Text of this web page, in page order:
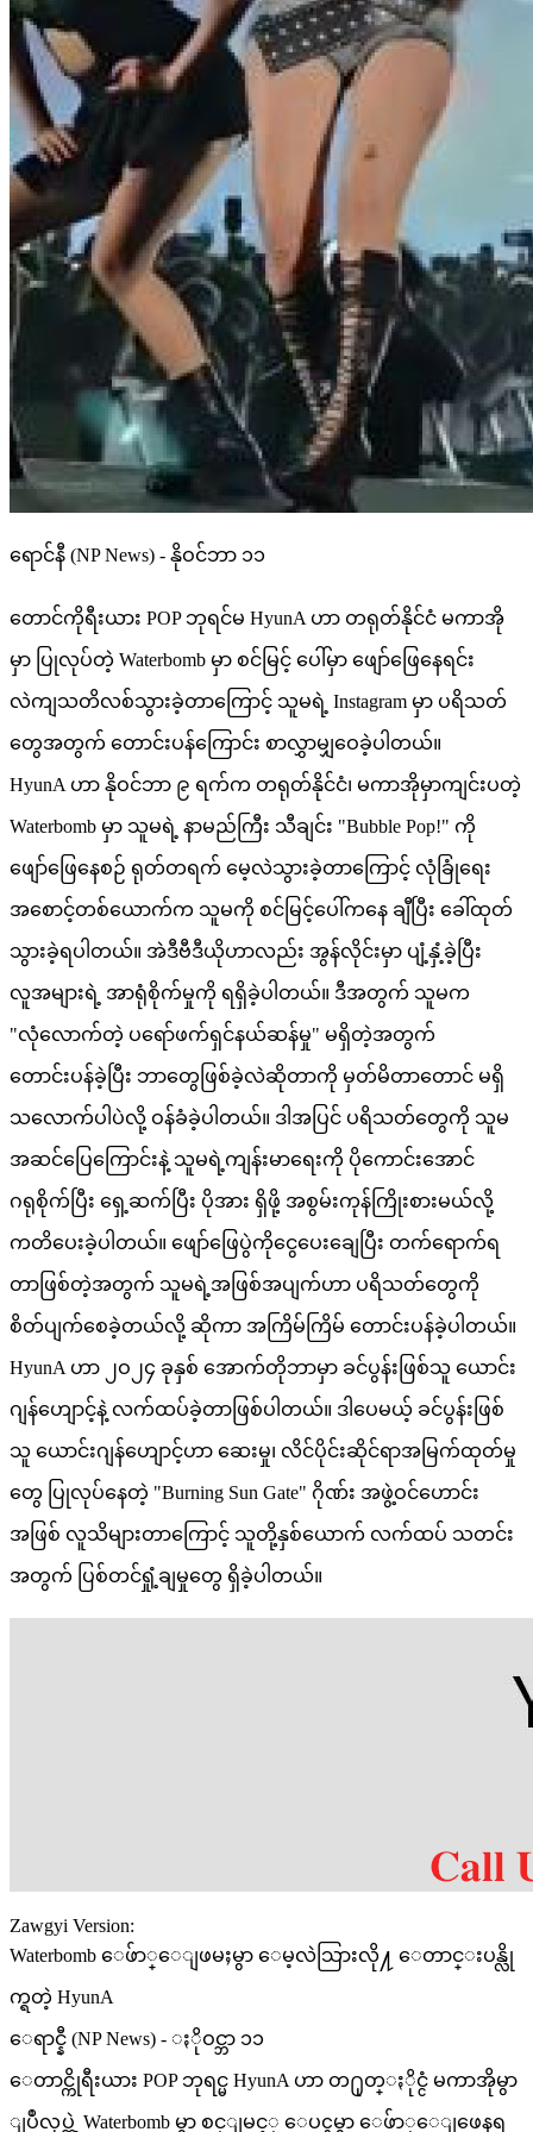
ရောင်နီ (NP News) - နိုဝင်ဘာ ၁၁
တောင်ကိုရီးယား POP ဘုရင်မ HyunA ဟာ တရုတ်နိုင်ငံ မကာအို
မှာ ပြုလုပ်တဲ့ Waterbomb မှာ စင်မြင့် ပေါ်မှာ ဖျော်ဖြေနေရင်း
လဲကျသတိလစ်သွားခဲ့တာကြောင့် သူမရဲ့ Instagram မှာ ပရိသတ်
တွေအတွက် တောင်းပန်ကြောင်း စာလွှာမျှဝေခဲ့ပါတယ်။
HyunA ဟာ နိုဝင်ဘာ ၉ ရက်က တရုတ်နိုင်ငံ၊ မကာအိုမှာကျင်းပတဲ့
Waterbomb မှာ သူမရဲ့ နာမည်ကြီး သီချင်း "Bubble Pop!" ကို
ဖျော်ဖြေနေစဉ် ရုတ်တရက် မေ့လဲသွားခဲ့တာကြောင့် လုံခြုံရေး
အစောင့်တစ်ယောက်က သူမကို စင်မြင့်ပေါ်ကနေ ချီပြီး ခေါ်ထုတ်
သွားခဲ့ရပါတယ်။ အဲဒီဗီဒီယိုဟာလည်း အွန်လိုင်းမှာ ပျံ့နှံ့ခဲ့ပြီး
လူအများရဲ့ အာရုံစိုက်မှုကို ရရှိခဲ့ပါတယ်။ ဒီအတွက် သူမက
"လုံလောက်တဲ့ ပရော်ဖက်ရှင်နယ်ဆန်မှု" မရှိတဲ့အတွက်
တောင်းပန်ခဲ့ပြီး ဘာတွေဖြစ်ခဲ့လဲဆိုတာကို မှတ်မိတာတောင် မရှိ
သလောက်ပါပဲလို့ ဝန်ခံခဲ့ပါတယ်။ ဒါအပြင် ပရိသတ်တွေကို သူမ
အဆင်ပြေကြောင်းနဲ့ သူမရဲ့ကျန်းမာရေးကို ပိုကောင်းအောင်
ဂရုစိုက်ပြီး ရှေ့ဆက်ပြီး ပိုအား ရှိဖို့ အစွမ်းကုန်ကြိုးစားမယ်လို့
ကတိပေးခဲ့ပါတယ်။ ဖျော်ဖြေပွဲကိုငွေပေးချေပြီး တက်ရောက်ရ
တာဖြစ်တဲ့အတွက် သူမရဲ့အဖြစ်အပျက်ဟာ ပရိသတ်တွေကို
စိတ်ပျက်စေခဲ့တယ်လို့ ဆိုကာ အကြိမ်ကြိမ် တောင်းပန်ခဲ့ပါတယ်။
HyunA ဟာ ၂ဝ၂၄ ခုနှစ် အောက်တိုဘာမှာ ခင်ပွန်းဖြစ်သူ ယောင်း
ဂျန်ဟျောင့်နဲ့ လက်ထပ်ခဲ့တာဖြစ်ပါတယ်။ ဒါပေမယ့် ခင်ပွန်းဖြစ်
သူ ယောင်းဂျန်ဟျောင့်ဟာ ဆေးမှု၊ လိင်ပိုင်းဆိုင်ရာအမြက်ထုတ်မှု
တွေ ပြုလုပ်နေတဲ့ "Burning Sun Gate" ဂိုဏ်း အဖွဲ့ဝင်ဟောင်း
အဖြစ် လူသိများတာကြောင့် သူတို့နှစ်ယောက် လက်ထပ် သတင်း
အတွက် ပြစ်တင်ရှုံ့ချမှုတွေ ရှိခဲ့ပါတယ်။
Zawgyi Version:
Waterbomb ေဖ်ာ္ေျဖမႈမွာ ေမ့လဲသြားလို႔ ေတာင္းပန္လို
က္ရတဲ့ HyunA
ေရာင္နီ (NP News) - ႏိုဝင္ဘာ ၁၁
ေတာင္ကိုရီးယား POP ဘုရင္မ HyunA ဟာ တ႐ုတ္ႏိုင္ငံ မကာအိုမွာ
ျပဳလုပ္တဲ့ Waterbomb မွာ စင္ျမင့္ ေပၚမွာ ေဖ်ာ္ေျဖေနရ